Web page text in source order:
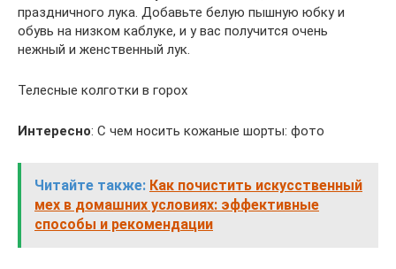
праздничного лука. Добавьте белую пышную юбку и
обувь на низком каблуке, и у вас получится очень
нежный и женственный лук.
Телесные колготки в горох
Интересно: С чем носить кожаные шорты: фото
Читайте также: Как почистить искусственный
мех в домашних условиях: эффективные
способы и рекомендации